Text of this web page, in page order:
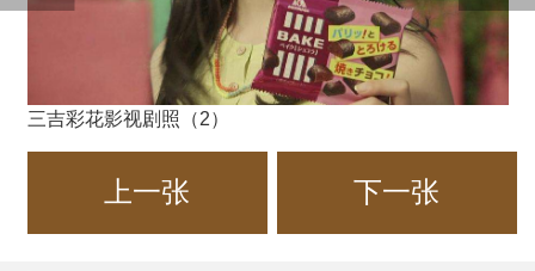
三吉彩花影视剧照（2）
上一张 下一张